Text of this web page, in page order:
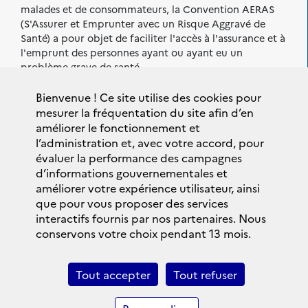
Bienvenue ! Ce site utilise des cookies pour
mesurer la fréquentation du site afin d’en
améliorer le fonctionnement et
l’administration et, avec votre accord, pour
évaluer la performance des campagnes
d’informations gouvernementales et
améliorer votre expérience utilisateur, ainsi
que pour vous proposer des services
interactifs fournis par nos partenaires. Nous
conservons votre choix pendant 13 mois.
Tout accepter Tout refuser
malades et de consommateurs, la Convention AERAS
(S'Assurer et Emprunter avec un Risque Aggravé de
Santé) a pour objet de faciliter l'accès à l'assurance et à
l'emprunt des personnes ayant ou ayant eu un
problème grave de santé.
Sont également signataires de la
Convention AERAS :
Accessibilité : Partiellement conforme
Données personnelles
Mentions légales
Politique de confidentialité